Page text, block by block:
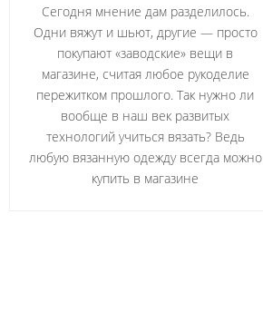
Сегодня мнение дам разделилось.
Одни вяжут и шьют, другие — просто
покупают «заводские» вещи в
магазине, считая любое рукоделие
пережитком прошлого. Так нужно ли
вообще в наш век развитых
технологий учиться вязать? Ведь
любую вязанную одежду всегда можно
купить в магазине